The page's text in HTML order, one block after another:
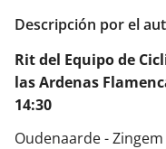
Descripción por el
Rit del Equipo de
las Ardenas
14:30
Oudenaarde -